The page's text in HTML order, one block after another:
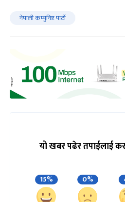
नेपाली कम्युनिष्ट पार्टी
यो खबर पढेर तपाईलाई
15% 0%